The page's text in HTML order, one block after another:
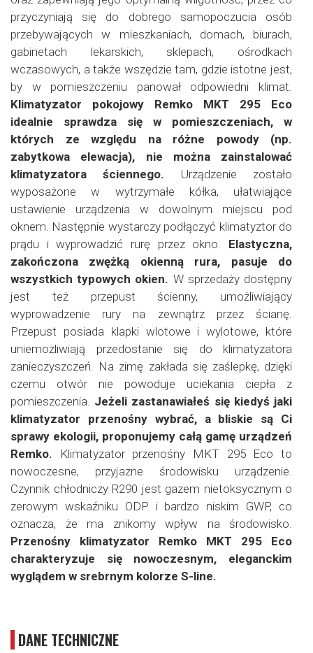
przyczyniają się do dobrego samopoczucia osób
przebywających w mieszkaniach, domach, biurach,
gabinetach lekarskich, sklepach, ośrodkach
wczasowych, a także wszędzie tam, gdzie istotne jest,
by w pomieszczeniu panował odpowiedni klimat.
Klimatyzator pokojowy Remko MKT 295 Eco
idealnie sprawdza się w pomieszczeniach, w
których ze względu na różne powody (np.
zabytkowa elewacja), nie można zainstalować
klimatyzatora ściennego. Urządzenie zostało
wyposażone w wytrzymałe kółka, ułatwiające
ustawienie urządzenia w dowolnym miejscu pod
oknem. Następnie wystarczy podłączyć klimatyztor do
prądu i wyprowadzić rurę przez okno. Elastyczna,
zakończona zwężką okienną rura, pasuje do
wszystkich typowych okien. W sprzedaży dostępny
jest też przepust ścienny, umożliwiający
wyprowadzenie rury na zewnątrz przez ścianę.
Przepust posiada klapki wlotowe i wylotowe, które
uniemożliwiają przedostanie się do klimatyzatora
zanieczyszczeń. Na zimę zakłada się zaślepkę, dzięki
czemu otwór nie powoduje uciekania ciepła z
pomieszczenia. Jeżeli zastanawiałeś się kiedyś jaki
klimatyzator przenośny wybrać, a bliskie są Ci
sprawy ekologii, proponujemy całą gamę urządzeń
Remko.
Klimatyzator przenośny MKT 295 Eco to
nowoczesne, przyjazne środowisku urządzenie.
Czynnik chłodniczy R290 jest gazem nietoksycznym o
zerowym wskaźniku ODP i bardzo niskim GWP, co
oznacza, że ma znikomy wpływ na środowisko.
Przenośny klimatyzator Remko MKT 295 Eco
charakteryzuje się nowoczesnym, eleganckim
wyglądem w srebrnym kolorze S-line.
DANE TECHNICZNE